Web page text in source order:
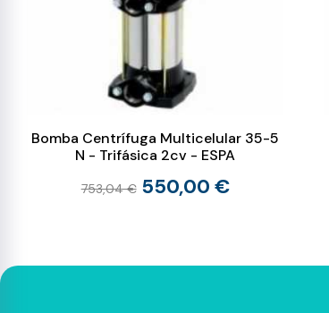
Bomba Centrífuga Multicelular 35-5
N - Trifásica 2cv - ESPA
753,04 € 550,00 €